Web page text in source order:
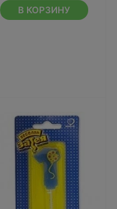
В КОРЗИНУ